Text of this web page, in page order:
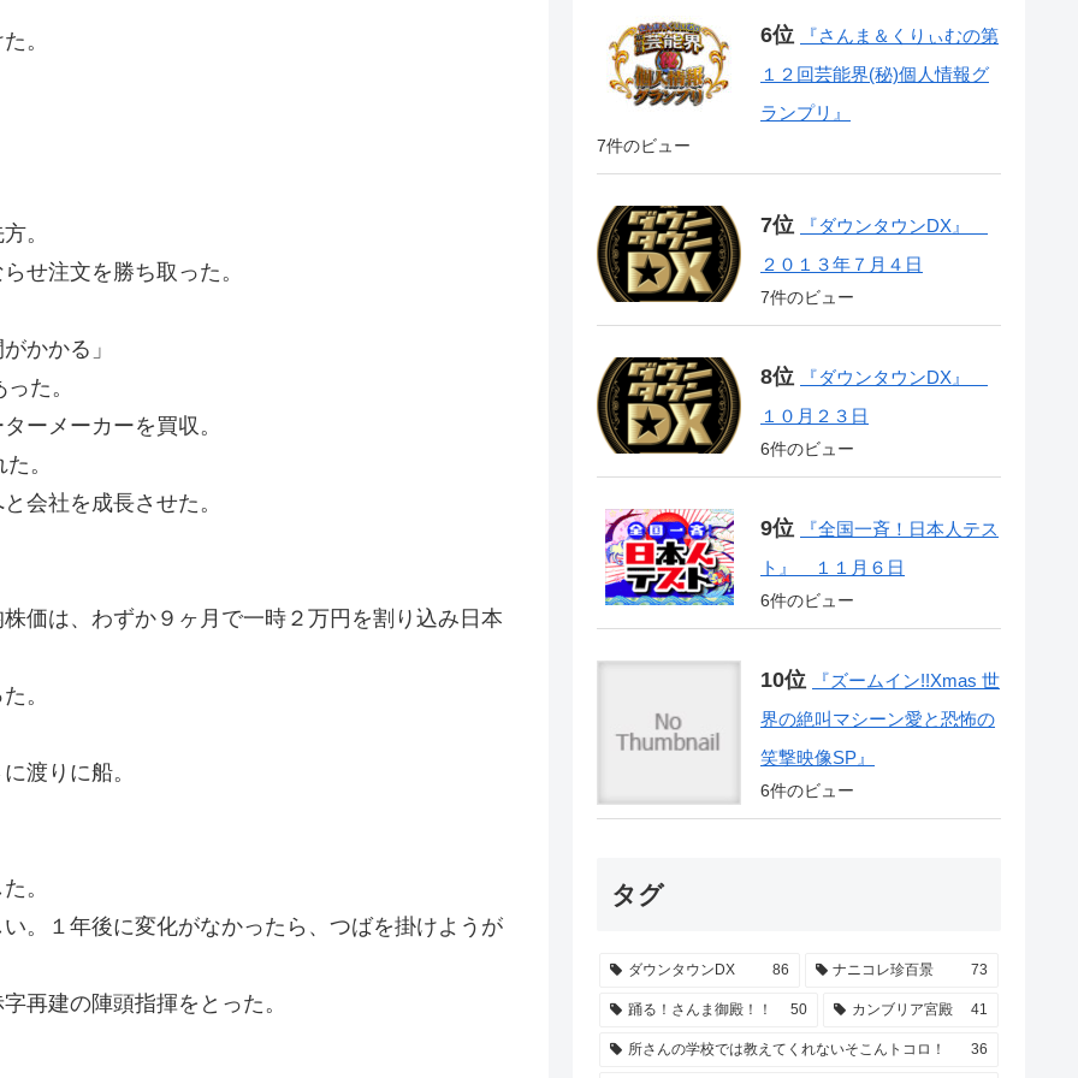
。
。
せ注文を勝ち取った。
かかる」
た。
ーメーカーを買収。
。
会社を成長させた。
価は、わずか９ヶ月で一時２万円を割り込み日本
。
渡りに船。
。
。１年後に変化がなかったら、つばを掛けようが
再建の陣頭指揮をとった。
『さんま＆くりぃむの第
１２回芸能界(秘)個人情報グ
ランプリ』
7件のビュー
『ダウンタウンDX』
２０１３年７月４日
7件のビュー
『ダウンタウンDX』
１０月２３日
6件のビュー
『全国一斉！日本人テス
ト』 １１月６日
6件のビュー
『ズームイン!!Xmas 世
界の絶叫マシーン愛と恐怖の
笑撃映像SP』
6件のビュー
タグ
ダウンタウンDX 86 ナニコレ珍百景 73
踊る！さんま御殿！！ 50 カンブリア宮殿 41
所さんの学校では教えてくれないそこんトコロ！ 36